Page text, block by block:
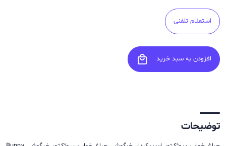
استعلام تلفنی
افزودن به سبد خرید local_mall
توضیحات